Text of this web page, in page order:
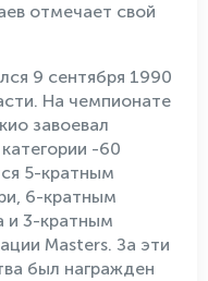
отмечает свой
9 сентября 1990
На чемпионате
завоевал
-60
5-кратным
6-кратным
и 3-кратным
Masters. За эти
был награжден